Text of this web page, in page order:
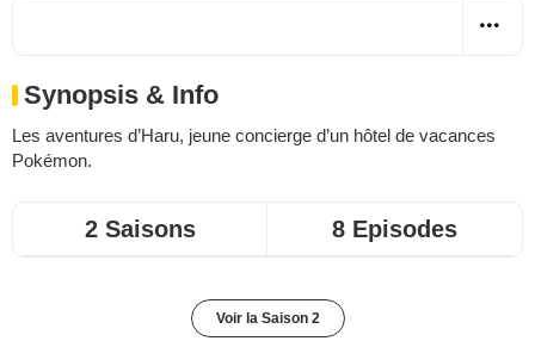
Synopsis & Info
Les aventures d’Haru, jeune concierge d’un hôtel de vacances
Pokémon.
2 Saisons 8 Episodes
Voir la Saison 2